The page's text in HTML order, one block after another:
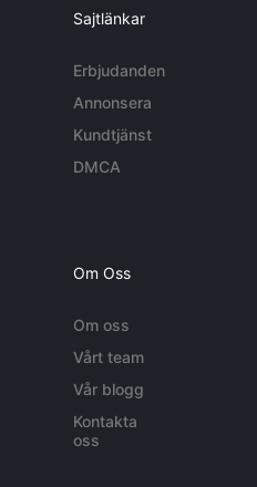
Sajtlänkar
Erbjudanden
Annonsera
Kundtjänst
DMCA
Om Oss
Om oss
Vårt team
Vår blogg
Kontakta
oss